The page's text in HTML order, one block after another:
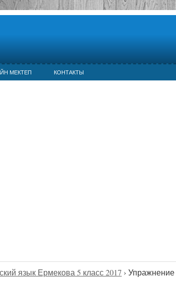
МЕКТЕП КОНТАКТЫ
язык Ермекова 5 класс 2017 › Упражнение